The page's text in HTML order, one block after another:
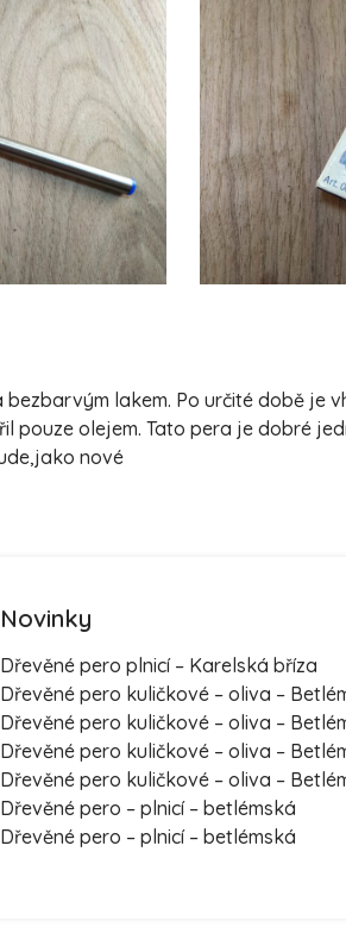
lakem. Po určité době je
olejem. Tato pera je dobré
nové
Novinky
Dřevěné pero plnicí – Karelská bříza
Dřevěné pero kuličkové – oliva –
Dřevěné pero kuličkové – oliva –
Dřevěné pero kuličkové – oliva –
Dřevěné pero kuličkové – oliva –
Dřevěné pero – plnicí – betlémská
Dřevěné pero – plnicí – betlémská